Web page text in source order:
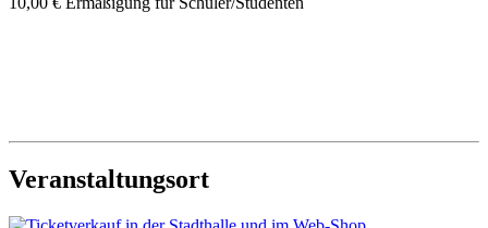
Veranstaltungsort